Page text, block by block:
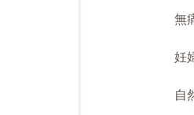
無
妊
自